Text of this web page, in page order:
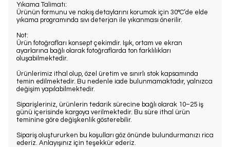
Yıkama Talimatı:
Ürünün formunu ve nakış detaylarını korumak için 30°C’de elde
yıkama programında sıvı deterjan ile yıkanması önerilir.
Not:
Ürün fotoğrafları konsept çekimdir. Işık, ortam ve ekran
ayarlarına bağlı olarak fotoğraflarda ton farklılıkları
oluşabilmektedir.
Ürünlerimiz ithal olup, özel üretim ve sınırlı stok kapsamında
temin edilmektedir. Bu nedenle iade bulunmamaktadır, yalnızca
değişim yapılabilmektedir.
Siparişleriniz, ürünlerin tedarik sürecine bağlı olarak 10–25 iş
günü içerisinde kargoya verilmektedir. Bu süre ithal ürün
teminine göre değişkenlik gösterebilir.
Sipariş oluştururken bu koşulları göz önünde bulundurmanızı rica
ederiz. Anlayışınız için teşekkür ederiz.